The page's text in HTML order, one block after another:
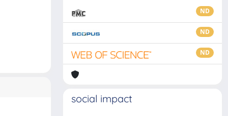
ND
ND
ND
social impact